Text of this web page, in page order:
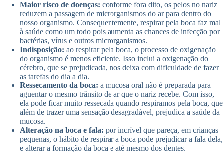
Maior risco de doenças: conforme fora dito, os pelos no nariz
reduzem a passagem de microrganismos do ar para dentro do
nosso organismo. Consequentemente, respirar pela boca faz mal
à saúde como um todo pois aumenta as chances de infecção por
bactérias, vírus e outros microrganismos.
Indisposição: ao respirar pela boca, o processo de oxigenação
do organismo é menos eficiente. Isso inclui a oxigenação do
cérebro, que se prejudicada, nos deixa com dificuldade de fazer
as tarefas do dia a dia.
Ressecamento da boca: a mucosa oral não é preparada para
aguentar o mesmo trânsito de ar que o nariz recebe. Com isso,
ela pode ficar muito ressecada quando respiramos pela boca, que
além de trazer uma sensação desagradável, prejudica a saúde da
mucosa.
Alteração na boca e fala: por incrível que pareça, em crianças
pequenas, o hábito de respirar a boca pode prejudicar a fala dela,
e alterar a formação da boca e até mesmo dos dentes.